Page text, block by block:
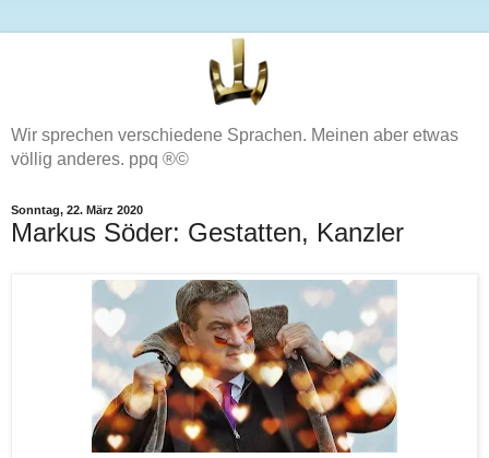
Wir sprechen verschiedene Sprachen. Meinen aber etwas
völlig anderes. ppq ®©
Sonntag, 22. März 2020
Markus Söder: Gestatten, Kanzler